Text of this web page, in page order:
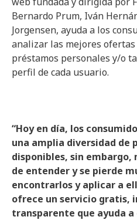
Bernardo Prum, Iván
Jorgensen, ayuda a los
analizar las mejores ofertas
préstamos personales y/o
perfil de cada usuario.
“Hoy en día, los
una amplia diversidad de
disponibles, sin embargo,
de entender y se pierde
encontrarlos y aplicar a
ofrece un servicio gratis,
transparente que ayuda